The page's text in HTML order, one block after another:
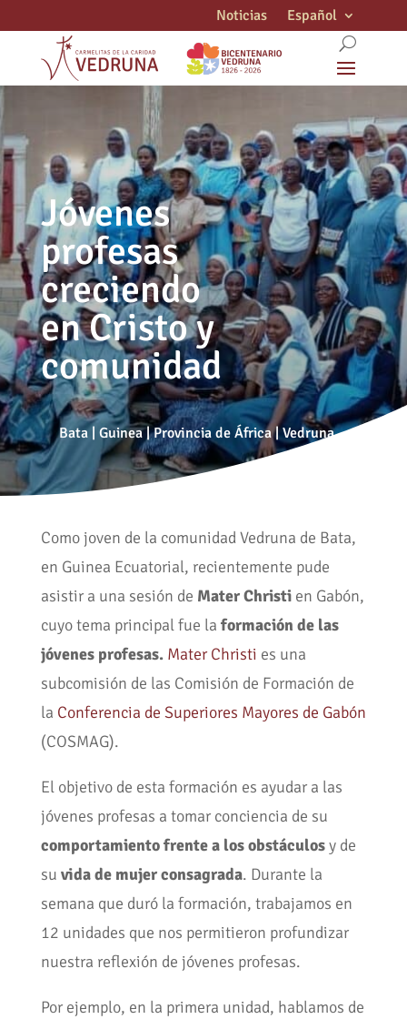
Noticias Español
Jóvenes
profesas
creciendo
en Cristo y
comunidad
Bata| Guinea|Provincia de África|Vedruna
Como joven de la comunidad Vedruna de Bata,
en Guinea Ecuatorial, recientemente pude
asistir a una sesión de Mater Christien Gabón,
cuyo tema principal fue la formación de las
jóvenes profesas. Mater Christi es una
subcomisión de las Comisión de Formación de
la Conferencia de Superiores Mayores de Gabón
(COSMAG).
El objetivo de esta formación es ayudar a las
jóvenes profesas a tomar conciencia de su
comportamiento frente a los obstáculosy de
su vida de mujer consagrada. Durante la
semana que duró la formación, trabajamos en
12 unidades que nos permitieron profundizar
nuestra reflexión de jóvenes profesas.
Por ejemplo, en la primera unidad, hablamos de